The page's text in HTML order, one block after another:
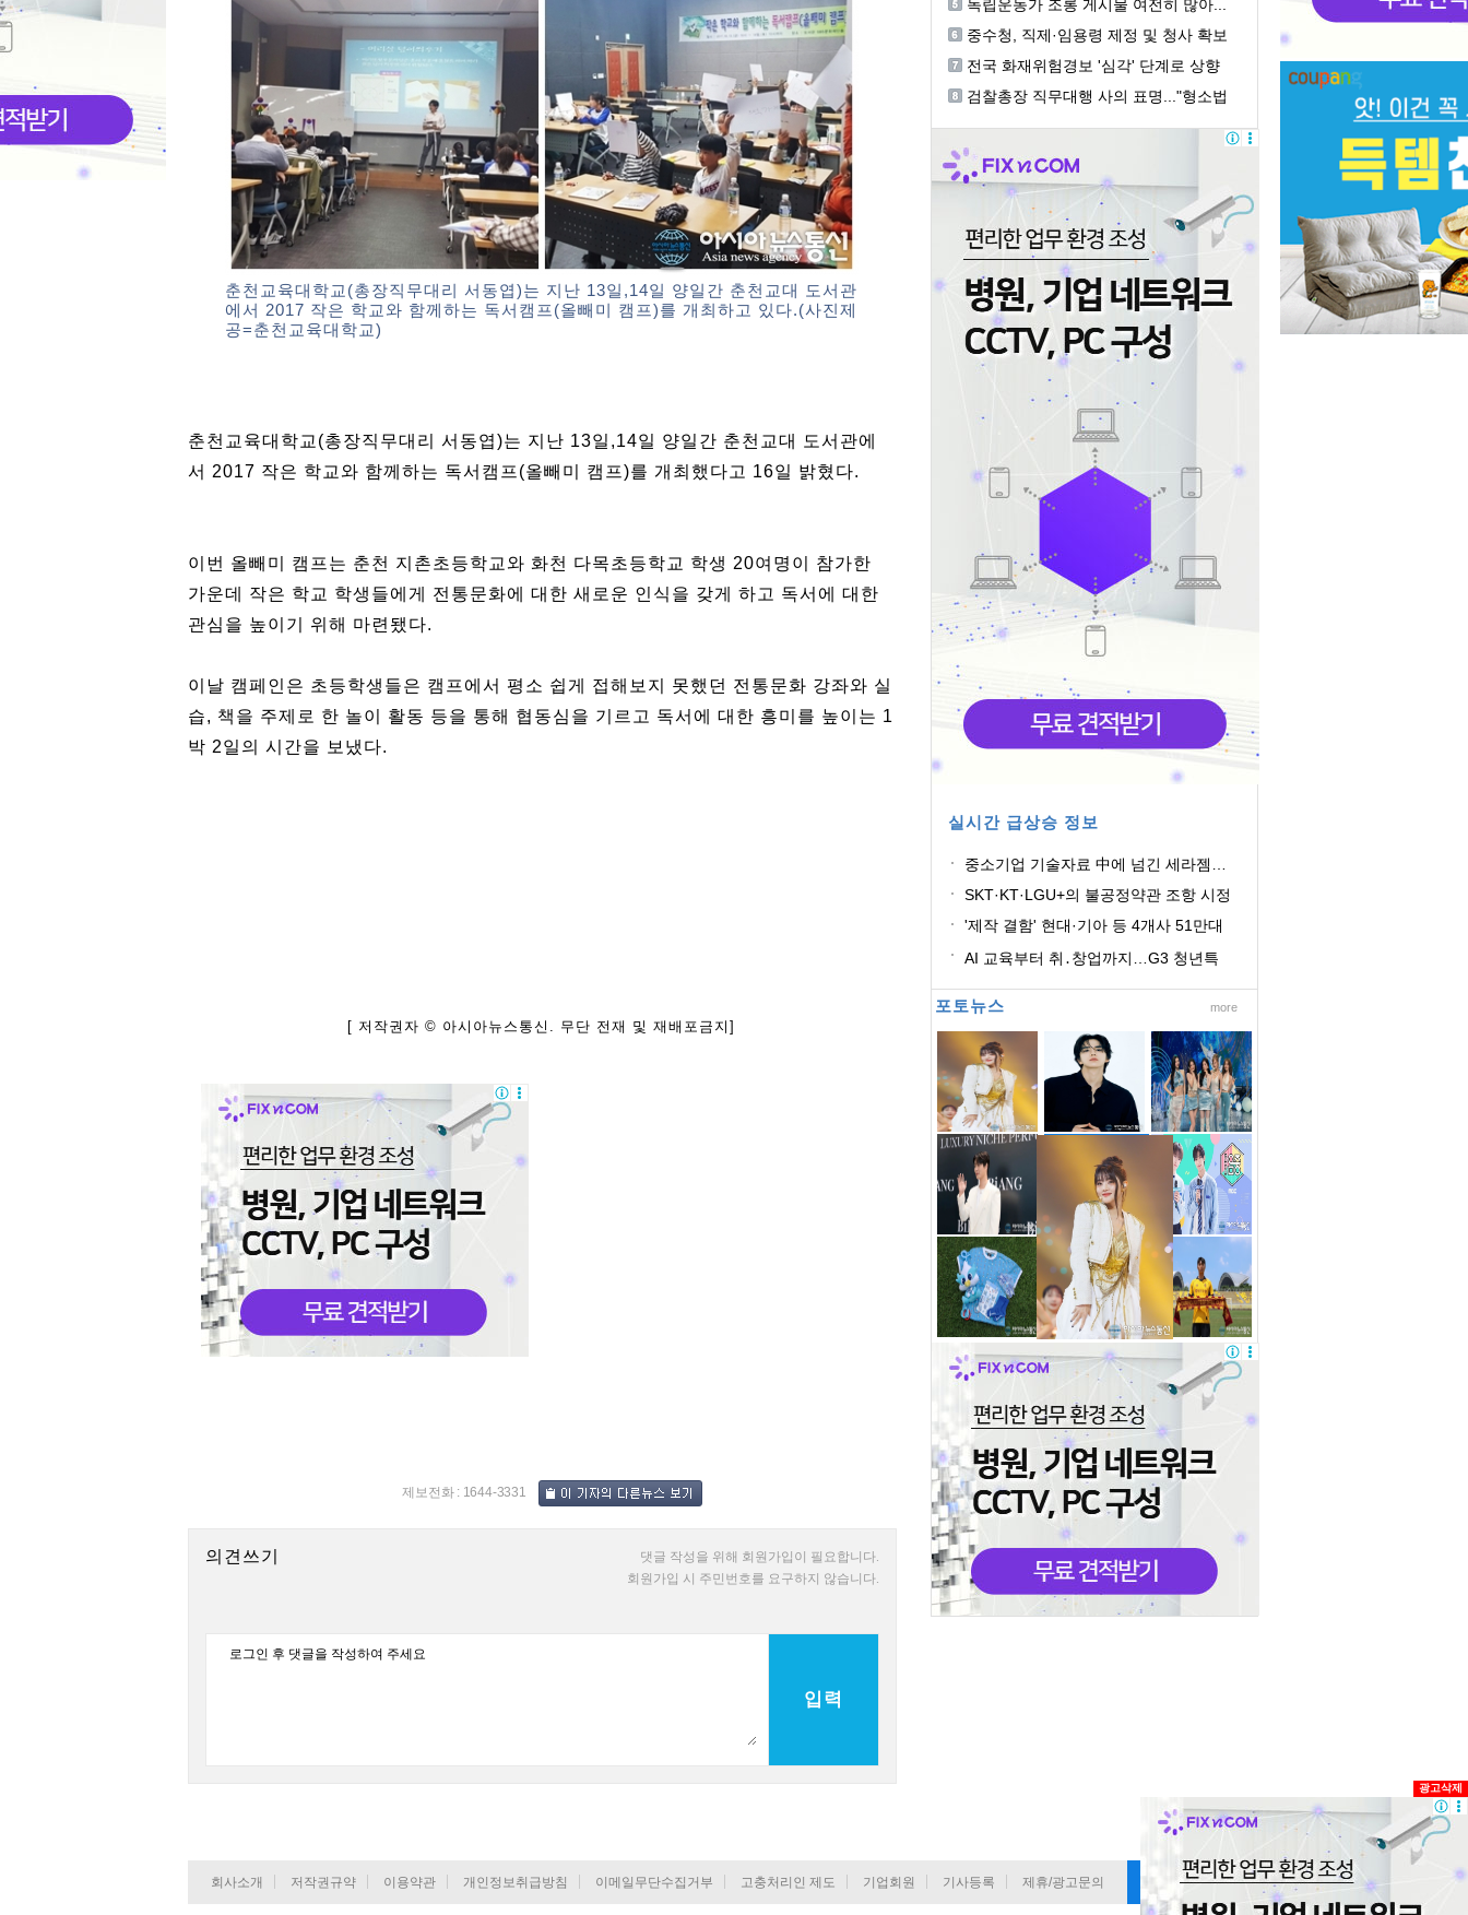
춘천교육대학교(총장직무대리 서동엽)는 지난 13일,14일 양일간 춘천교대 도서관
에서 2017 작은 학교와 함께하는 독서캠프(올빼미 캠프)를 개최하고 있다.(사진제
공=춘천교육대학교)
춘천교육대학교(총장직무대리 서동엽)는 지난 13일,14일 양일간 춘천교대 도서관에
서 2017 작은 학교와 함께하는 독서캠프(올빼미 캠프)를 개최했다고 16일 밝혔다.
이번 올빼미 캠프는 춘천 지촌초등학교와 화천 다목초등학교 학생 20여명이 참가한
가운데 작은 학교 학생들에게 전통문화에 대한 새로운 인식을 갖게 하고 독서에 대한
관심을 높이기 위해 마련됐다.
이날 캠페인은 초등학생들은 캠프에서 평소 쉽게 접해보지 못했던 전통문화 강좌와 실
습, 책을 주제로 한 놀이 활동 등을 통해 협동심을 기르고 독서에 대한 흥미를 높이는 1
박 2일의 시간을 보냈다.
[ 저작권자 © 아시아뉴스통신. 무단 전재 및 재배포금지]
제보전화 : 1644-3331
의견쓰기
댓글 작성을 위해 회원가입이 필요합니다.
회원가입 시 주민번호를 요구하지 않습니다.
입력
독립운동가 조롱 게시물 여전히 많아...
중수청, 직제·임용령 제정 및 청사 확보
전국 화재위험경보 '심각' 단계로 상향
검찰총장 직무대행 사의 표명..."형소법
실시간 급상승 정보
중소기업 기술자료 中에 넘긴 세라젬…
SKT·KT·LGU+의 불공정약관 조항 시정
'제작 결함' 현대·기아 등 4개사 51만대
AI 교육부터 취․창업까지…G3 청년특
포토뉴스 more
회사소개 저작권규약 이용약관 개인정보취급방침 이메일무단수집거부 고충처리인 제도 기업회원 기사등록 제휴/광고문의 기사 정정요청
광고삭제